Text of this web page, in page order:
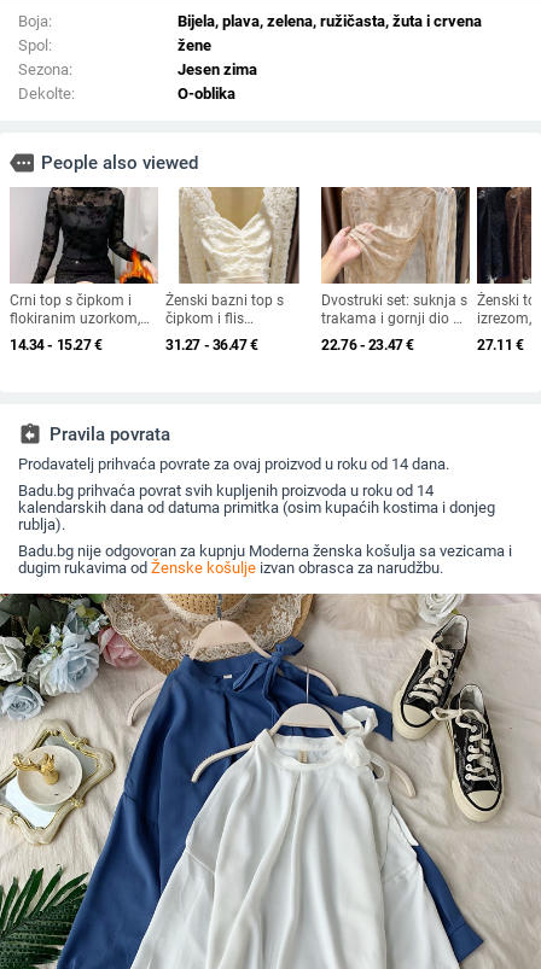
Boja:
Bijela, plava, zelena, ružičasta, žuta i crvena
Spol:
žene
Sezona:
Jesen zima
Dekolte:
O-oblika
more People also viewed
Crni top s čipkom i
flokiranim uzorkom,
dugi rukavi, mrežasti
materijal, polu-visoki
14.34 - 15.27€
Ženski bazni top s
čipkom i flis
podstavom, V izrez,
valoviti uzorak, jesen-
31.27 - 36.47€
Dvostruki set: suknja s
trakama i gornji dio od
prozirne mreže s
čipkom, kratki rukavi u
22.76 - 23.47€
Ženski
izrezom,
čipkasti
27.11 €
assignment_return Pravila povrata
Prodavatelj prihvaća povrate za ovaj proizvod u roku od 14 dana.
Badu.bg prihvaća povrat svih kupljenih proizvoda u roku od 14
kalendarskih dana od datuma primitka (osim kupaćih kostima i donjeg
rublja).
Badu.bg nije odgovoran za kupnju Moderna ženska košulja sa vezicama i
dugim rukavima od Ženske košulje izvan obrasca za narudžbu.